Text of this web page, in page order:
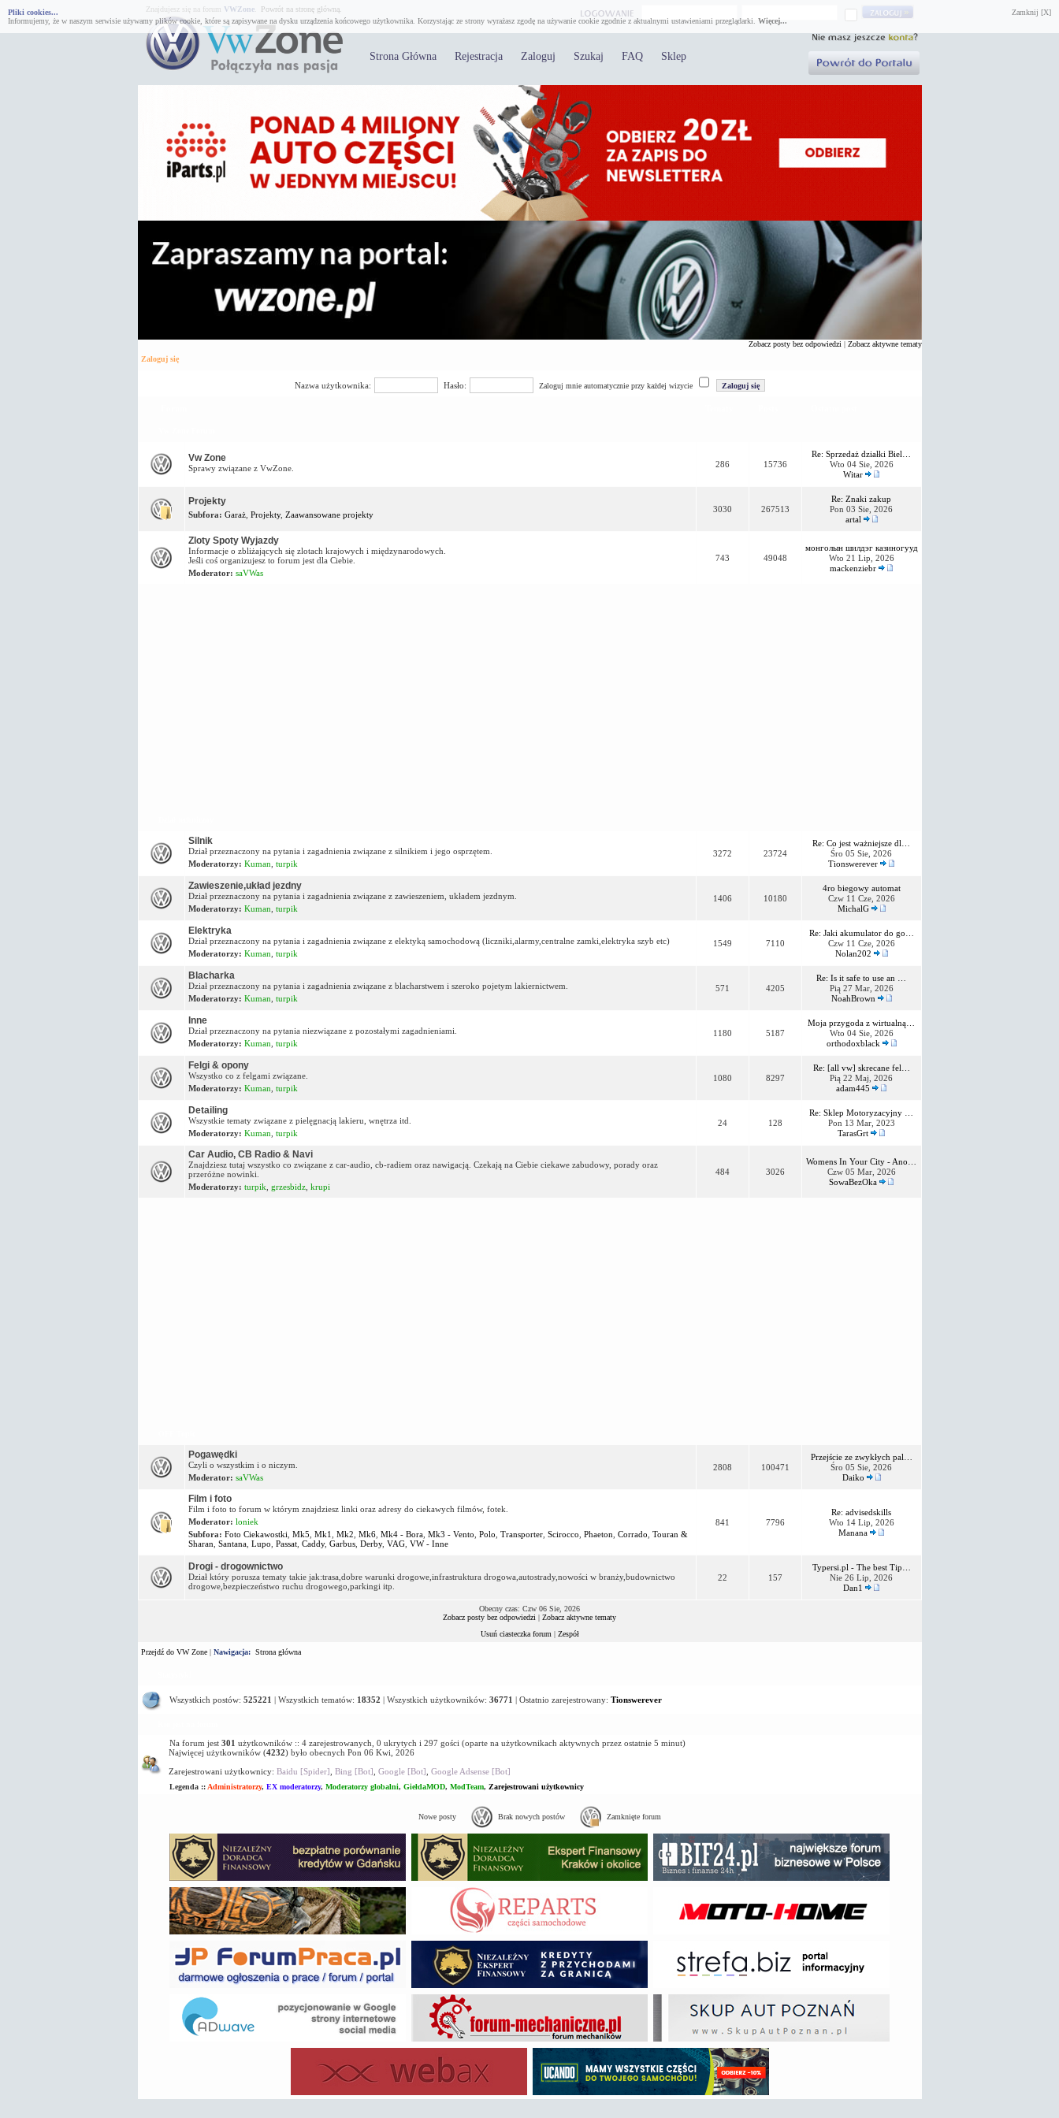
Zamknij [X]
Pliki cookies...
Informujemy, że w naszym serwisie używamy plików cookie, które są zapisywane na dysku urządzenia końcowego użytkownika. Korzystając ze strony wyrażasz zgodę na używanie cookie zgodnie z aktualnymi ustawieniami przeglądarki. Więcej...
Znajdujesz się na forum VWZone. Powrót na stronę główną.
Strona Główna Rejestracja Zaloguj Szukaj FAQ Sklep
Zobacz posty bez odpowiedzi | Zobacz aktywne tematy
Zaloguj się
Nazwa użytkownika: Hasło: Zaloguj mnie automatycznie przy każdej wizycie
Vw Zone
Sprawy związane z VwZone. 286 15736
Re: Sprzedaż działki Biel…
Wto 04 Sie, 2026
Witar
Projekty
Subfora: Garaż, Projekty, Zaawansowane projekty
3030 267513
Re: Znaki zakup
Pon 03 Sie, 2026
artal
Zloty Spoty Wyjazdy
Informacje o zbliżających się zlotach krajowych i międzynarodowych.
Jeśli coś organizujesz to forum jest dla Ciebie.
Moderator: saVWas
743 49048
монголын шилдэг казиногууд
Wto 21 Lip, 2026
mackenziebr
Silnik
Dział przeznaczony na pytania i zagadnienia związane z silnikiem i jego osprzętem.
Moderatorzy: Kuman turpik
3272 23724
Re: Co jest ważniejsze dl…
Śro 05 Sie, 2026
Tionswerever
Zawieszenie,układ jezdny
Dział przeznaczony na pytania i zagadnienia związane z zawieszeniem, układem jezdnym.
Moderatorzy: Kuman turpik
1406 10180
4ro biegowy automat
Czw 11 Cze, 2026
MichalG
Elektryka
Dział przeznaczony na pytania i zagadnienia związane z elektyką samochodową (liczniki,alarmy,centralne zamki,elektryka szyb etc)
Moderatorzy: Kuman turpik
1549 7110
Re: Jaki akumulator do go…
Czw 11 Cze, 2026
Nolan202
Blacharka
Dział przeznaczony na pytania i zagadnienia związane z blacharstwem i szeroko pojetym lakiernictwem.
Moderatorzy: Kuman turpik
571 4205
Re: Is it safe to use an …
Pią 27 Mar, 2026
NoahBrown
Inne
Dział przeznaczony na pytania niezwiązane z pozostałymi zagadnieniami.
Moderatorzy: Kuman turpik
1180 5187
Moja przygoda z wirtualną…
Wto 04 Sie, 2026
orthodoxblack
Felgi & opony
Wszystko co z felgami związane.
Moderatorzy: Kuman turpik
1080 8297
Re: [all vw] skrecane fel…
Pią 22 Maj, 2026
adam445
Detailing
Wszystkie tematy związane z pielęgnacją lakieru, wnętrza itd.
Moderatorzy: Kuman turpik
24 128
Re: Sklep Motoryzacyjny …
Pon 13 Mar, 2023
TarasGrt
Car Audio, CB Radio & Navi
Znajdziesz tutaj wszystko co związane z car-audio, cb-radiem oraz nawigacją. Czekają na Ciebie ciekawe zabudowy, porady oraz
przeróżne nowinki.
Moderatorzy: turpik grzesbidz, krupi
484 3026
Womens In Your City - Ano…
Czw 05 Mar, 2026
SowaBezOka
Pogawędki
Czyli o wszystkim i o niczym.
Moderator: saVWas
2808 100471
Przejście ze zwykłych pal…
Śro 05 Sie, 2026
Daiko
Film i foto
Film i foto to forum w którym znajdziesz linki oraz adresy do ciekawych filmów, fotek.
Moderator: loniek
Subfora: Foto Ciekawostki Mk5 Mk1 Mk2 Mk6, Mk4 - Bora, Mk3 - Vento Polo Transporter, Scirocco Phaeton Corrado Touran &
Sharan Santana, Lupo Passat, Caddy, Garbus, Derby, VAG, VW - Inne
841 7796
Re: advisedskills
Wto 14 Lip, 2026
Manana
Drogi - drogownictwo
Dział który porusza tematy takie jak:trasa,dobre warunki drogowe,infrastruktura drogowa,autostrady,nowości w branży,budownictwo
drogowe,bezpieczeństwo ruchu drogowego,parkingi itp.
22 157
Typersi.pl - The best Tip…
Nie 26 Lip, 2026
Dan1
Obecny czas: Czw 06 Sie, 2026
Zobacz posty bez odpowiedzi | Zobacz aktywne tematy
Usuń ciasteczka forum | Zespół
Przejdź do VW Zone| Nawigacja: Strona główna
Wszystkich postów: 525221 | Wszystkich tematów: 18352 | Wszystkich użytkowników: 36771 | Ostatnio zarejestrowany: Tionswerever
Na forum jest 301 użytkowników :: 4 zarejestrowanych, 0 ukrytych i 297 gości (oparte na użytkownikach aktywnych przez ostatnie 5 minut)
Najwięcej użytkowników (4232) było obecnych Pon 06 Kwi, 2026
Zarejestrowani użytkownicy: Baidu [Spider] Bing [Bot] Google [Bot] Google Adsense [Bot]
Legenda :: Administratorzy, EX moderatorzy, Moderatorzy globalni, GiełdaMOD, ModTeam, Zarejestrowani użytkownicy
Nowe posty Brak nowych postów Zamknięte forum